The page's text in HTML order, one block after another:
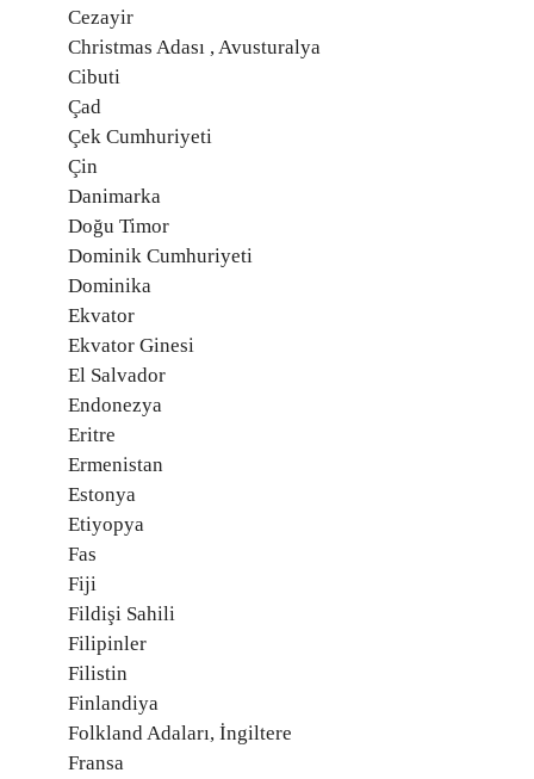
Cezayir
Christmas Adası , Avusturalya
Cibuti
Çad
Çek Cumhuriyeti
Çin
Danimarka
Doğu Timor
Dominik Cumhuriyeti
Dominika
Ekvator
Ekvator Ginesi
El Salvador
Endonezya
Eritre
Ermenistan
Estonya
Etiyopya
Fas
Fiji
Fildişi Sahili
Filipinler
Filistin
Finlandiya
Folkland Adaları, İngiltere
Fransa